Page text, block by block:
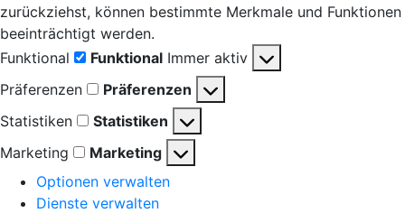
zurückziehst, können bestimmte Merkmale und Funktionen
beeinträchtigt werden.
Funktional
Funktional Immer aktiv
Präferenzen
Präferenzen
Statistiken
Statistiken
Marketing
Marketing
Optionen verwalten
Dienste verwalten